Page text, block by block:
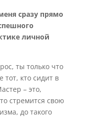
сразу прямо
личной
ты только что
тот, кто сидит в
– это,
стремится свою
до такого